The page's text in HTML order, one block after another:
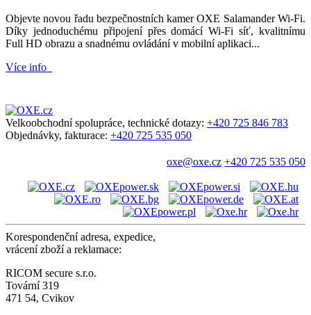
Objevte novou řadu bezpečnostních kamer OXE Salamander Wi-Fi.
Díky jednoduchému připojení přes domácí Wi-Fi síť, kvalitnímu
Full HD obrazu a snadnému ovládání v mobilní aplikaci...
Více info
Velkoobchodní spolupráce, technické dotazy: +420 725 846 783
Objednávky, fakturace: +420 725 535 050
oxe@oxe.cz +420 725 535 050
Korespondenční adresa, expedice,
vrácení zboží a reklamace:
RICOM secure s.r.o.
Tovární 319
471 54, Cvikov